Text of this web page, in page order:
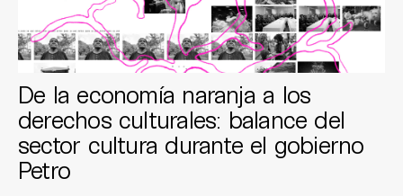
De la economía naranja a los
derechos culturales: balance del
sector cultura durante el gobierno
Petro